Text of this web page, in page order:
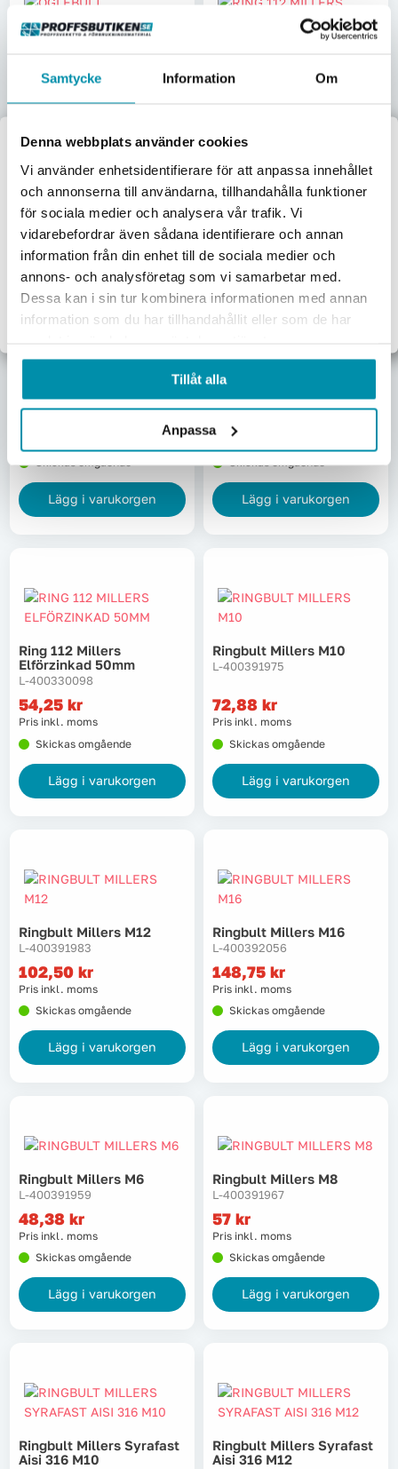
Samtycke Information Om
Denna webbplats använder cookies
Vi använder enhetsidentifierare för att anpassa innehållet
och annonserna till användarna, tillhandahålla funktioner
för sociala medier och analysera vår trafik. Vi
vidarebefordrar även sådana identifierare och annan
information från din enhet till de sociala medier och
annons- och analysföretag som vi samarbetar med.
Dessa kan i sin tur kombinera informationen med annan
information som du har tillhandahållit eller som de har
Tillåt alla
Anpassa
Öglebult Trägängad
Millers Varmförzinkad
8mm
96kr
Lägg i varukorgen
Elförzinkad 25mm
L-400330031
34,75
Skickas omgående
Lägg i varukorgen
L-400330072
Skickas omgående
Lägg i varukorgen
Elförzinkad 40mm
L-400330080
49,75
Pris inkl. moms
Skickas omgående
Lägg i varukorgen
Ring 112 Millers
Elförzinkad 50mm
L-400330098
54,25 kr
Pris inkl. moms
Skickas omgående
Lägg i varukorgen
Ringbult Millers M10
L-400391975
72,88 kr
Pris inkl. moms
Skickas omgående
Lägg i varukorgen
Ringbult Millers M12
L-400391983
102,50 kr
Pris inkl. moms
Skickas omgående
Lägg i varukorgen
Ringbult Millers M16
L-400392056
148,75 kr
Pris inkl. moms
Skickas omgående
Lägg i varukorgen
Ringbult Millers M6
L-400391959
48,38 kr
Pris inkl. moms
Skickas omgående
Lägg i varukorgen
Ringbult Millers M8
L-400391967
57 kr
Pris inkl. moms
Skickas omgående
Lägg i varukorgen
Ringbult Millers Syrafast
Aisi 316 M10
Ringbult Millers Syrafast
Aisi 316 M12
Välkommen till
Proffsbutiken
Jag handlar som:
Företag
Exkl. moms
Privat
Inkl. moms